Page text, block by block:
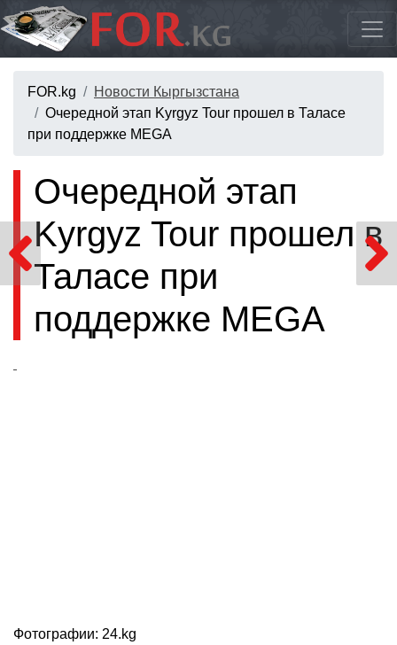
FOR.kg
Новости Кыргызстана
Очередной этап Kyrgyz Tour прошел в Таласе
при поддержке MEGA
Очередной этап
Kyrgyz Tour прошел в
Таласе при
поддержке MEGA
Фотографии: 24.kg